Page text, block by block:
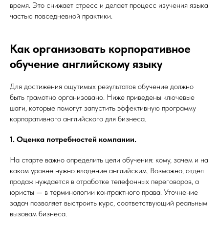
время. Это снижает стресс и делает процесс изучения языка
частью повседневной практики.
Как организовать корпоративное
обучение английскому языку
Для достижения ощутимых результатов обучение должно
быть грамотно организовано. Ниже приведены ключевые
шаги, которые помогут запустить эффективную программу
корпоративного английского для бизнеса.
1. Оценка потребностей компании.
На старте важно определить цели обучения: кому, зачем и на
каком уровне нужно владение английским. Возможно, отдел
продаж нуждается в отработке телефонных переговоров, а
юристы — в терминологии контрактного права. Уточнение
задач позволяет выстроить курс, соответствующий реальным
вызовам бизнеса.